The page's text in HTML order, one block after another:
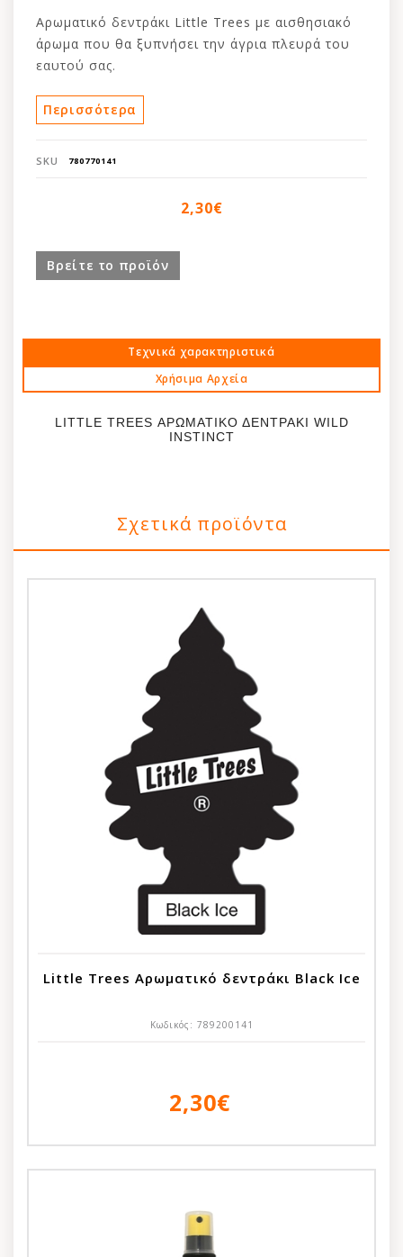
Αρωματικό δεντράκι Little Trees με αισθησιακό
άρωμα που θα ξυπνήσει την άγρια πλευρά του
εαυτού σας.
Κατάλληλο για το αυτοκίνητο, το σπίτι, το
τροχόσπιτο, το γραφείο, το σκάφος και για
Περισσότερα
SKU 780770141
2,30€
Βρείτε το προϊόν
Τεχνικά χαρακτηριστικά
Χρήσιμα Αρχεία
LITTLE TREES ΑΡΩΜΑΤΙΚΟ ΔΕΝΤΡΑΚΙ WILD
INSTINCT
Σχετικά προϊόντα
Little Trees Αρωματικό δεντράκι Black Ice
Κωδικός: 789200141
2,30€